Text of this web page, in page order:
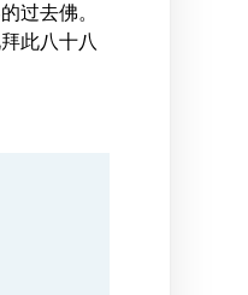
过去佛。
此八十八